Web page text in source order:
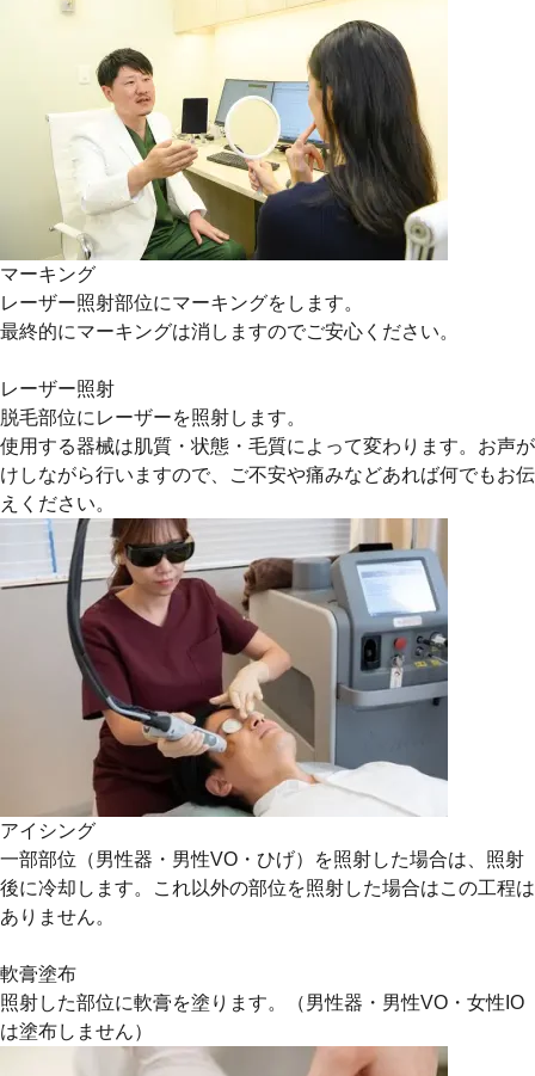
マーキング
レーザー照射部位にマーキングをします。
最終的にマーキングは消しますのでご安心ください。
レーザー照射
脱毛部位にレーザーを照射します。
使用する器械は肌質・状態・毛質によって変わります。お声が
けしながら行いますので、ご不安や痛みなどあれば何でもお伝
えください。
アイシング
一部部位（男性器・男性VO・ひげ）を照射した場合は、照射
後に冷却します。これ以外の部位を照射した場合はこの工程は
ありません。
軟膏塗布
照射した部位に軟膏を塗ります。（男性器・男性VO・女性IO
は塗布しません）